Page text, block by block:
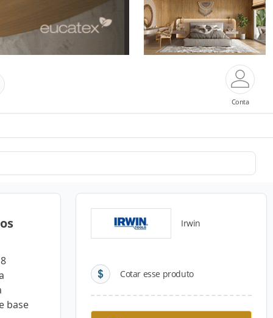
Conta
base
Irwin
Cotar esse produto